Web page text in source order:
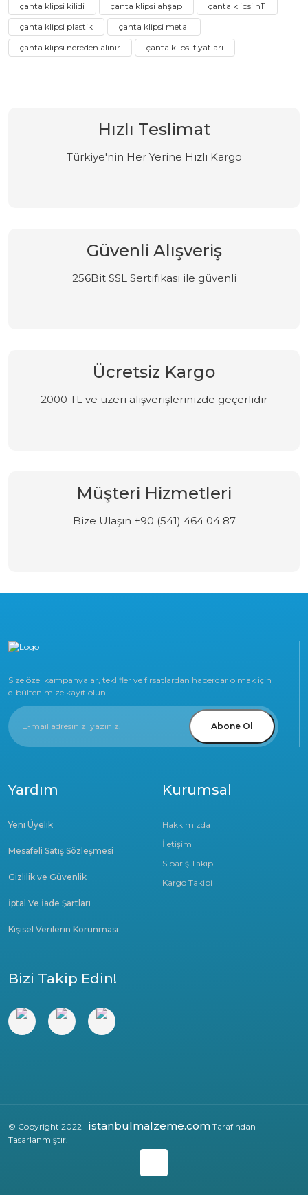
çanta klipsi kilidi
çanta klipsi ahşap
çanta klipsi n11
çanta klipsi plastik
çanta klipsi metal
çanta klipsi nereden alınır
çanta klipsi fiyatları
Hızlı Teslimat
Türkiye'nin Her Yerine Hızlı Kargo
Güvenli Alışveriş
256Bit SSL Sertifikası ile güvenli
Ücretsiz Kargo
2000 TL ve üzeri alışverişlerinizde geçerlidir
Müşteri Hizmetleri
Bize Ulaşın +90 (541) 464 04 87
Size özel kampanyalar, teklifler ve fırsatlardan haberdar olmak için
e-bültenimize kayıt olun!
Abone Ol
Kurumsal
Hakkımızda
İletişim
Sipariş Takip
Kargo Takibi
Yardım
Yeni Üyelik
Mesafeli Satış Sözleşmesi
Gizlilik ve Güvenlik
İptal Ve İade Şartları
Kişisel Verilerin Korunması
Bizi Takip Edin!
© Copyright 2022 | istanbulmalzeme.com Tarafından
Tasarlanmıştır.